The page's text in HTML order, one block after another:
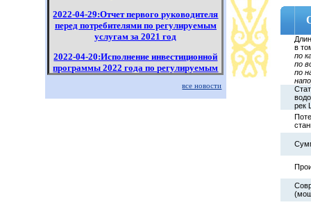
2022-04-29:Отчет первого руководителя
перед потребителями по регулируемым
услугам за 2021 год
2022-04-20:Исполнение инвестиционной
программы 2022 года по регулируемым
услугам за 1 квартал 2022 года
2022-04-18:Информация по отчету за
все новости
в
по
по
по
рек